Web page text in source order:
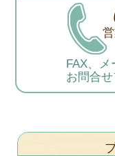
FAX、メ
お問合せ